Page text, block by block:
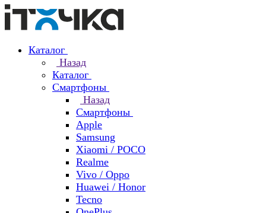
Каталог
Назад
Каталог
Смартфоны
Назад
Смартфоны
Apple
Samsung
Xiaomi / POCO
Realme
Vivo / Oppo
Huawei / Honor
Tecno